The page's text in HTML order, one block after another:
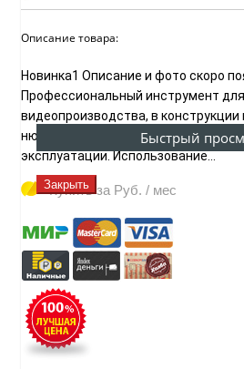
Описание товара:
Новинка1 Описание и фото скоро
Профессиональный инструмент
видеопроизводства, в конструкции
нюансы для удобной работы и
эксплуатации. Использование...
Купить за Руб. / мес
Быстрый
Закрыть